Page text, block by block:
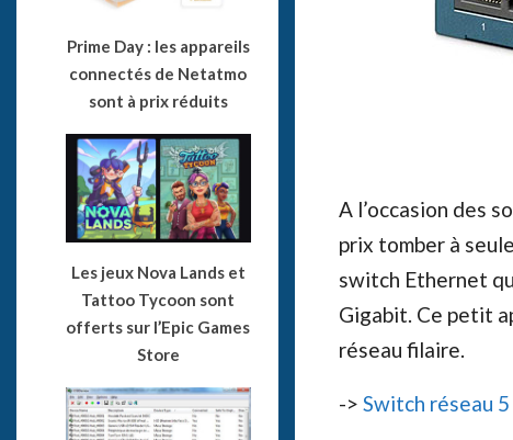
A l’occasion des
prix tomber à
switch Ethernet
Gigabit. Ce petit
réseau filaire.
-> Switch réseau
Prime Day : les appareils
connectés de Netatmo
sont à prix réduits
Les jeux Nova Lands et
Tattoo Tycoon sont
offerts sur l’Epic Games
Store